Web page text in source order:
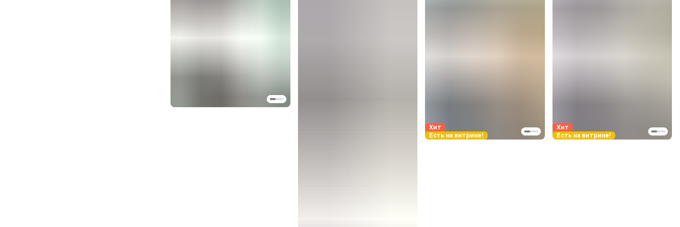
Хит
Есть на витрине!
Хит
Есть на витрине!